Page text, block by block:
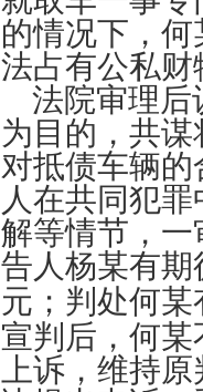
的情况下，
法占有公私
法院审理后
为目的，共
对抵债车辆
人在共同犯
解等情节，
告人杨某有
元；判处何
宣判后，何
上诉，维持